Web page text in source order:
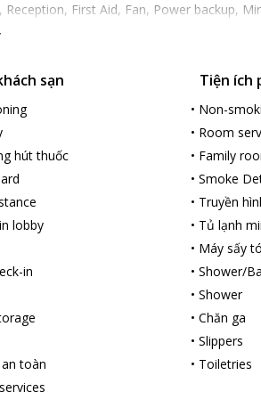
Reception, First Aid, Fan, Power backup,
sạn
hút thuốc
lobby
in
toàn
Tiện ích
• Non-
• Room
• Family
•Smoke
• Truyền
• Tủ lạnh
• Máy sấy
•Shower/
•Shower
•Chăn ga
•Slippers
• Toiletries